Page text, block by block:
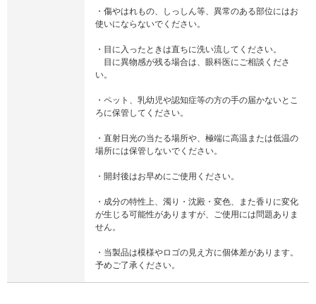
・傷やはれもの、しっしん等、異常のある部位にはお
使いにならないでください。
・目に入ったときは直ちに洗い流してください。
目に異物感が残る場合は、眼科医にご相談くださ
い。
・ペット、乳幼児や認知症等の方の手の届かないとこ
ろに保管してください。
・直射日光の当たる場所や、極端に高温または低温の
場所には保管しないでください。
・開封後はお早めにご使用ください。
・成分の特性上、濁り・沈殿・変色、また香りに変化
が生じる可能性がありますが、ご使用には問題ありま
せん。
・当製品は模様やロゴの見え方に個体差があります。
予めご了承ください。